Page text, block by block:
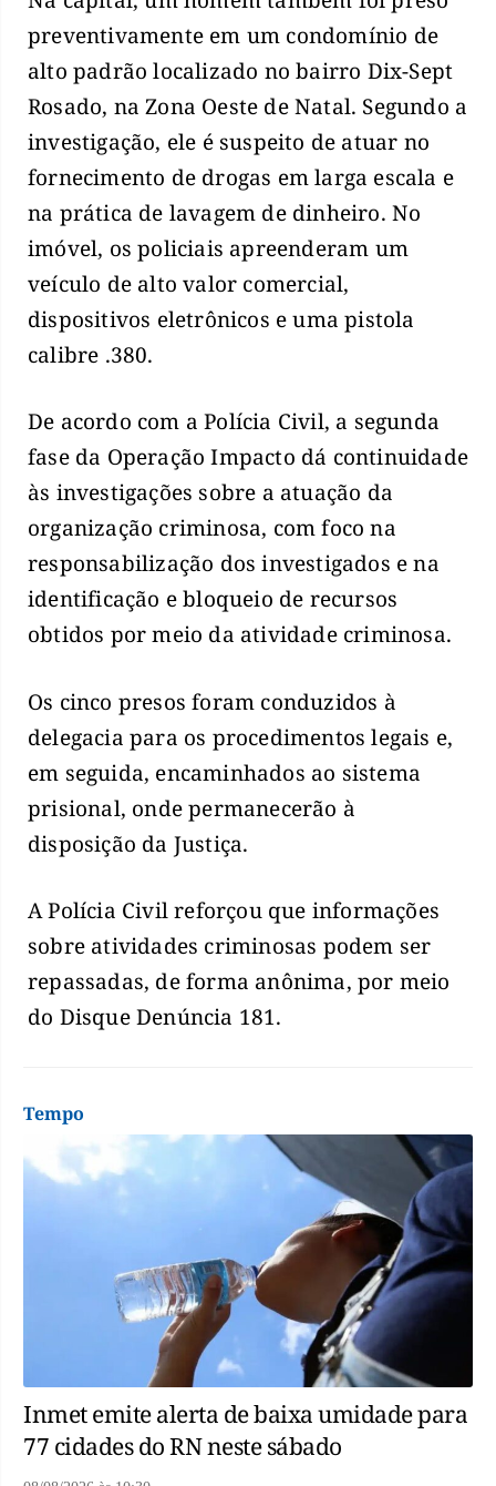
preventivamente em um condomínio de
alto padrão localizado no bairro Dix-Sept
Rosado, na Zona Oeste de Natal. Segundo a
investigação, ele é suspeito de atuar no
fornecimento de drogas em larga escala e
na prática de lavagem de dinheiro. No
imóvel, os policiais apreenderam um
veículo de alto valor comercial,
dispositivos eletrônicos e uma pistola
calibre .380.
De acordo com a Polícia Civil, a segunda
fase da Operação Impacto dá continuidade
às investigações sobre a atuação da
organização criminosa, com foco na
responsabilização dos investigados e na
identificação e bloqueio de recursos
obtidos por meio da atividade criminosa.
Os cinco presos foram conduzidos à
delegacia para os procedimentos legais e,
em seguida, encaminhados ao sistema
prisional, onde permanecerão à
disposição da Justiça.
A Polícia Civil reforçou que informações
sobre atividades criminosas podem ser
repassadas, de forma anônima, por meio
do Disque Denúncia 181.
Tempo
Inmet emite alerta de baixa umidade para
77 cidades do RN neste sábado